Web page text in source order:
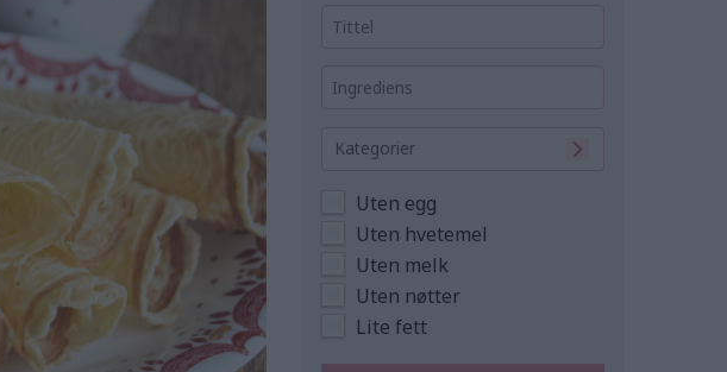
Kategorier
Uten egg
Uten hvetemel
Uten melk
Uten nøtter
Lite fett